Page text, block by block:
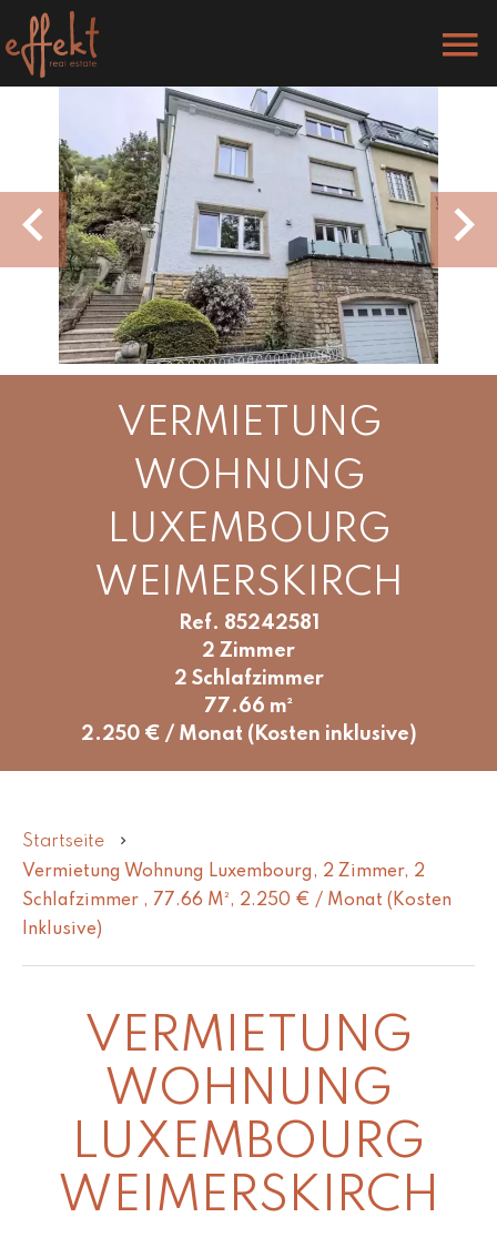
VERMIETUNG
WOHNUNG
LUXEMBOURG
WEIMERSKIRCH
Ref. 85242581
2 Zimmer
2 Schlafzimmer
77.66 m²
2.250 € / Monat (Kosten inklusive)
Startseite
Vermietung Wohnung Luxembourg, 2 Zimmer, 2
Schlafzimmer , 77.66 M², 2.250 € / Monat (Kosten
Inklusive)
VERMIETUNG
WOHNUNG
LUXEMBOURG
WEIMERSKIRCH